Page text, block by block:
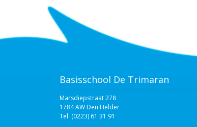
Basisschool De Trimaran
Marsdiepstraat 278
1784 AW Den Helder
Tel. (0223) 61 31 91‬